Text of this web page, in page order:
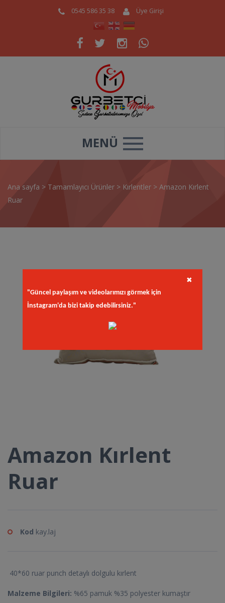
0545 586 35 38 Üye Girişi
MENÜ
Ana sayfa > Tamamlayıcı Ürünler > Kırlentler > Amazon Kırlent
Ruar
Amazon Kırlent
Ruar
Kod kay.laj
40*60 ruar punch detaylı dolgulu kırlent
Malzeme Bilgileri: %65 pamuk %35 polyester kumaştır
"Güncel paylaşım ve videolarımızı görmek için
İnstagram'da bizi takip edebilirsiniz."
✖